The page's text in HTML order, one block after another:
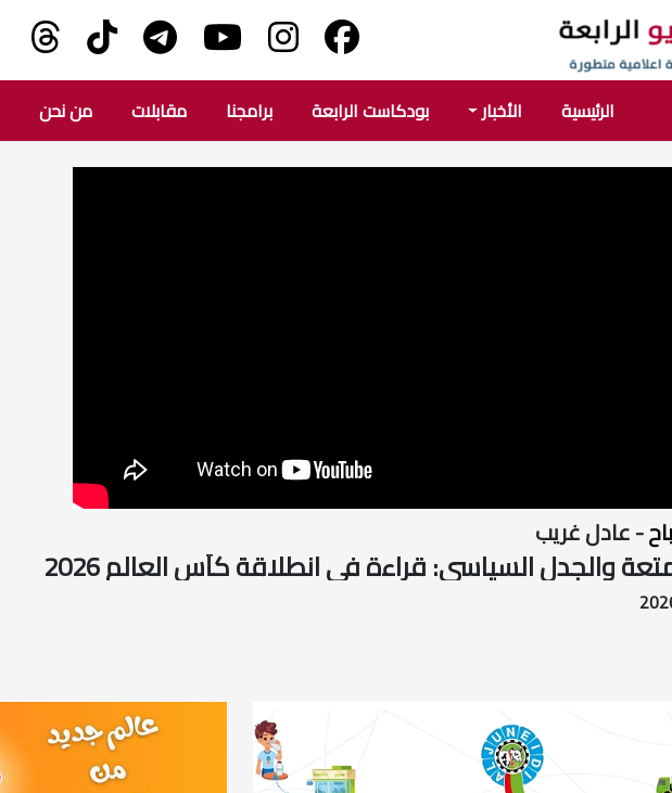
الرئيسية الأخبار بودكاست الرابعة برامجنا مقابلات من نحن
- عادل غريب
والجدل السياسي: قراءة في انطلاقة كأس العالم 2026